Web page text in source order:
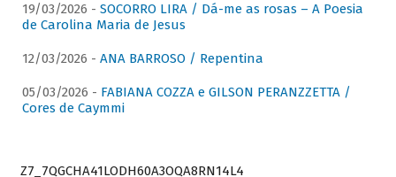
19/03/2026 - SOCORRO LIRA / Dá-me as rosas – A Poesia
de Carolina Maria de Jesus
12/03/2026 - ANA BARROSO / Repentina
05/03/2026 - FABIANA COZZA e GILSON PERANZZETTA /
Cores de Caymmi
Z7_7QGCHA41LODH60A3OQA8RN14L4